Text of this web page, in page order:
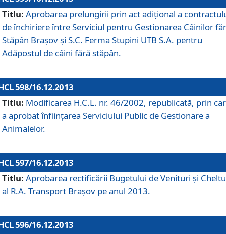
Titlu: Aprobarea prelungirii prin act adiţional a
de închiriere între Serviciul pentru Gestionarea Câinilor
Stăpân Braşov şi S.C. Ferma Stupini UTB S.A. pentru
Adăpostul de câini fără stăpân.
598/16.12.2013
Titlu: Modificarea H.C.L. nr. 46/2002, republicată, prin
a aprobat înfiinţarea Serviciului Public de Gestionare a
Animalelor.
597/16.12.2013
Titlu: Aprobarea rectificării Bugetului de Venituri şi
al R.A. Transport Braşov pe anul 2013.
596/16.12.2013